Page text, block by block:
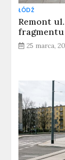
ŁÓDŹ
Remont
25 marca,